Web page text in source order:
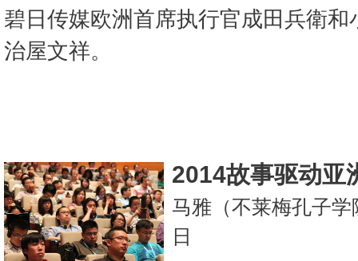
碧日传媒欧洲首席执行官成田兵衛
治屋文祥。
2014故事驱动亚
马雅（不莱梅孔子
日